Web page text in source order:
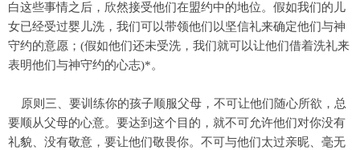
白这些事情之后，欣然接受他们在盟约中的地位。假如我们的儿
女已经受过婴儿洗，我们可以带领他们以坚信礼来确定他们与神
守约的意愿；(假如他们还未受洗，我们就可以让他们借着洗礼来
表明他们与神守约的心志)*。
原则三、要训练你的孩子顺服父母，不可让他们随心所欲，总
要顺从父母的心意。要达到这个目的，就不可允许他们对你没有
礼貌、没有敬意，要让他们敬畏你。不可与他们太过亲昵、毫无